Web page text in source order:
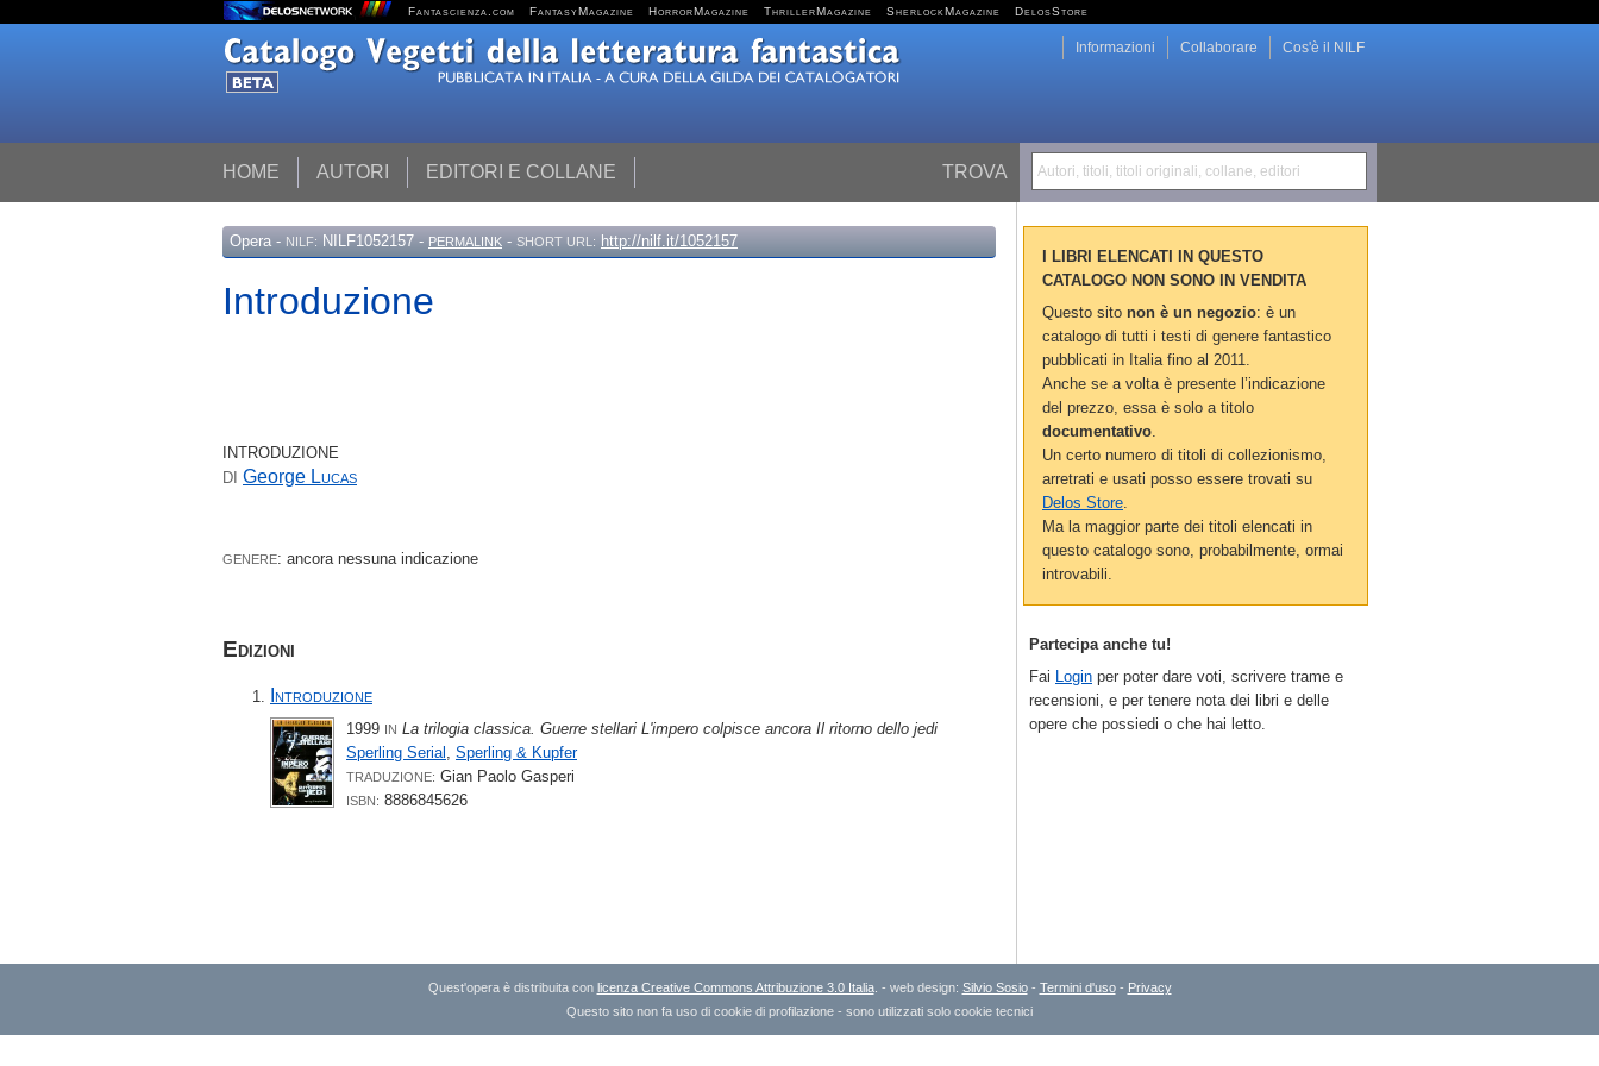
Fantascienza.com FantasyMagazine HorrorMagazine ThrillerMagazine SherlockMagazine DelosStore
TROVA Autori, titoli, titoli originali, collane, editori
HOME AUTORI EDITORI E COLLANE
Cos'è il NILF
Collaborare
Informazioni
Opera - NILF: NILF1052157 - PERMALINK - SHORT URL: http://nilf.it/1052157
Introduzione
INTRODUZIONE
DI George Lucas
GENERE: ancora nessuna indicazione
Edizioni
Introduzione
1999 IN La trilogia classica. Guerre stellari L'impero colpisce ancora Il ritorno dello jedi
Sperling Serial Sperling & Kupfer
TRADUZIONE: Gian Paolo Gasperi
ISBN: 8886845626
I LIBRI ELENCATI IN QUESTO
CATALOGO NON SONO IN VENDITA
Questo sito non è un negozio: è un
catalogo di tutti i testi di genere fantastico
pubblicati in Italia fino al 2011.
Anche se a volta è presente l’indicazione
del prezzo, essa è solo a titolo
documentativo
Un certo numero di titoli di collezionismo,
arretrati e usati posso essere trovati su
Delos Store
Ma la maggior parte dei titoli elencati in
questo catalogo sono, probabilmente, ormai
introvabili.
Partecipa anche tu!
Fai Login per poter dare voti, scrivere trame e
recensioni, e per tenere nota dei libri e delle
opere che possiedi o che hai letto.
Quest'opera è distribuita con licenza Creative Commons Attribuzione 3.0 Italia. - web design: Silvio Sosio- Termini d'uso- Privacy
Questo sito non fa uso di cookie di profilazione - sono utilizzati solo cookie tecnici